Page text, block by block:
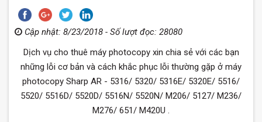
n
Cập nhật: 8/23/2018 - Số lượt đọc: 28080
Dịch vụ cho thuê máy photocopy xin chia sẻ với các bạn
những lỗi cơ bản và cách khắc phục lỗi thường gặp ở máy
photocopy Sharp AR - 5316/ 5320/ 5316E/ 5320E/ 5516/
5520/ 5516D/ 5520D/ 5516N/ 5520N/ M206/ 5127/ M236/
M276/ 651/ M420U .